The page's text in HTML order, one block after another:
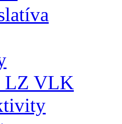
LZ VLK